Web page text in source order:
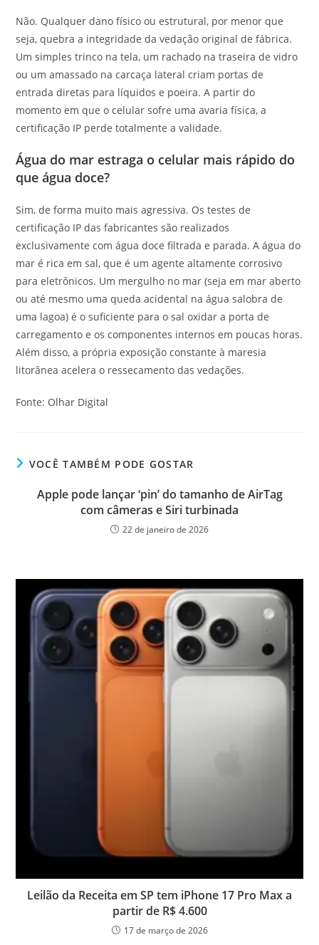
Não. Qualquer dano físico ou estrutural, por menor que
seja, quebra a integridade da vedação original de fábrica.
Um simples trinco na tela, um rachado na traseira de vidro
ou um amassado na carcaça lateral criam portas de
entrada diretas para líquidos e poeira. A partir do
momento em que o celular sofre uma avaria física, a
certificação IP perde totalmente a validade.
Água do mar estraga o celular mais rápido do
que água doce?
Sim, de forma muito mais agressiva. Os testes de
certificação IP das fabricantes são realizados
exclusivamente com água doce filtrada e parada. A água do
mar é rica em sal, que é um agente altamente corrosivo
para eletrônicos. Um mergulho no mar (seja em mar aberto
ou até mesmo uma queda acidental na água salobra de
uma lagoa) é o suficiente para o sal oxidar a porta de
carregamento e os componentes internos em poucas horas.
Além disso, a própria exposição constante à maresia
litorânea acelera o ressecamento das vedações.
Fonte: Olhar Digital
VOCÊ TAMBÉM PODE GOSTAR
Apple pode lançar ‘pin’ do tamanho de AirTag
com câmeras e Siri turbinada
22 de janeiro de 2026
Leilão da Receita em SP tem iPhone 17 Pro Max a
partir de R$ 4.600
17 de março de 2026